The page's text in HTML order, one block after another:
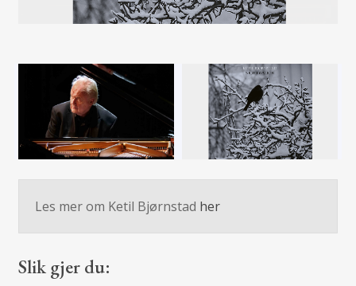
Les mer om Ketil Bjørnstad her
Slik gjer du: